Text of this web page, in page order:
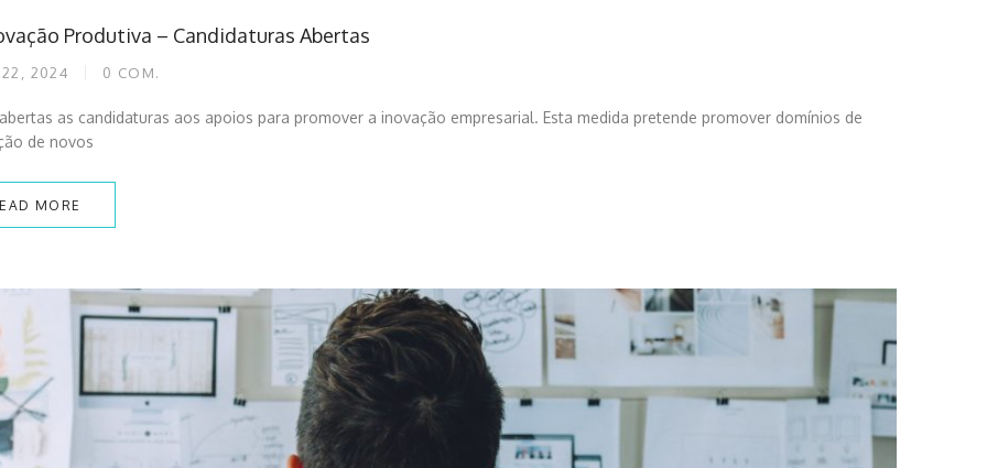
Produtiva – Candidaturas Abertas
2024 0 COM.
as candidaturas aos apoios para promover a inovação empresarial. Esta medida pretende promover domínios de
de novos
MORE